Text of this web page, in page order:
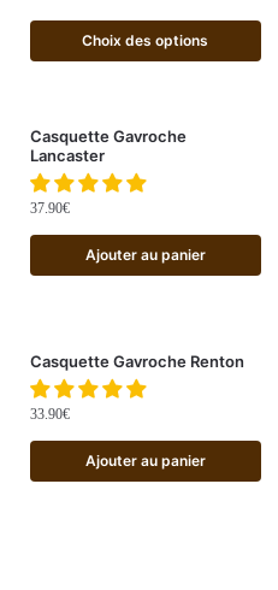
Choix des options
Casquette Gavroche
Lancaster
37.90€
Ajouter au panier
Casquette Gavroche Renton
33.90€
Ajouter au panier